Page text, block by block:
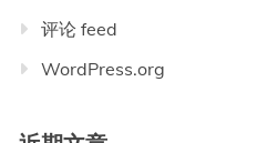
评论 feed
WordPress.org